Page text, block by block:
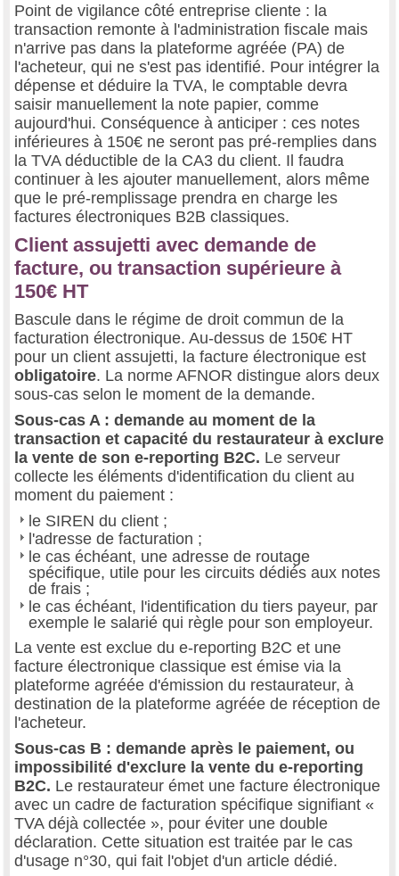
Point de vigilance côté entreprise cliente : la
transaction remonte à l'administration fiscale mais
n'arrive pas dans la plateforme agréée (PA) de
l'acheteur, qui ne s'est pas identifié. Pour intégrer la
dépense et déduire la TVA, le comptable devra
saisir manuellement la note papier, comme
aujourd'hui. Conséquence à anticiper : ces notes
inférieures à 150€ ne seront pas pré-remplies dans
la TVA déductible de la CA3 du client. Il faudra
continuer à les ajouter manuellement, alors même
que le pré-remplissage prendra en charge les
factures électroniques B2B classiques.
Client assujetti avec demande de
facture, ou transaction supérieure à
150€ HT
Bascule dans le régime de droit commun de la
facturation électronique. Au-dessus de 150€ HT
pour un client assujetti, la facture électronique est
obligatoire. La norme AFNOR distingue alors deux
sous-cas selon le moment de la demande.
Sous-cas A : demande au moment de la
transaction et capacité du restaurateur à exclure
la vente de son e-reporting B2C. Le serveur
collecte les éléments d'identification du client au
moment du paiement :
le SIREN du client ;
l'adresse de facturation ;
le cas échéant, une adresse de routage
spécifique, utile pour les circuits dédiés aux notes
de frais ;
le cas échéant, l'identification du tiers payeur, par
exemple le salarié qui règle pour son employeur.
La vente est exclue du e-reporting B2C et une
facture électronique classique est émise via la
plateforme agréée d'émission du restaurateur, à
destination de la plateforme agréée de réception de
l'acheteur.
Sous-cas B : demande après le paiement, ou
impossibilité d'exclure la vente du e-reporting
B2C. Le restaurateur émet une facture électronique
avec un cadre de facturation spécifique signifiant «
TVA déjà collectée », pour éviter une double
déclaration. Cette situation est traitée par le cas
d'usage n°30, qui fait l'objet d'un article dédié.